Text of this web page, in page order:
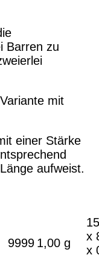
Barren zu
mit
einer Stärke
aufweist.
9999 1,00 g
x
x